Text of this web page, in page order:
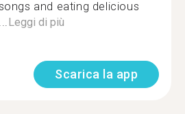
and eating delicious
Leggi di più
Scarica la app